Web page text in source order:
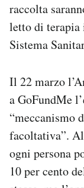
raccolta
letto di terapia
Sistema
Il 22 marzo
a GoFundMe
“meccanismo
facoltativa”.
ogni persona
10 per cento